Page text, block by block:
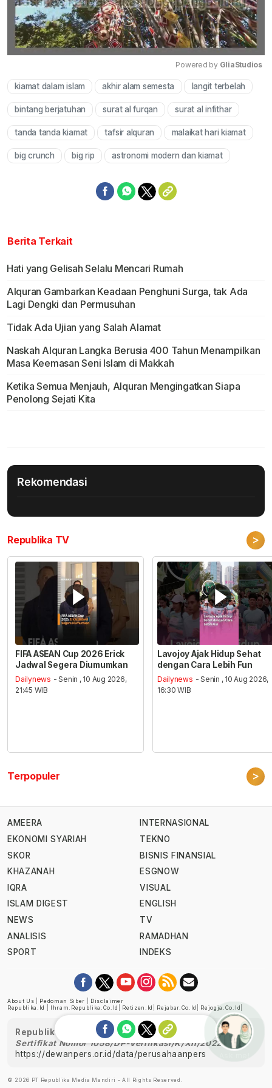
Mute
Powered by GliaStudios
kiamat dalam islam akhir alam semesta langit terbelah
bintang berjatuhan surat al furqan surat al infithar
tanda tanda kiamat tafsir alquran malaikat hari kiamat
big crunch big rip astronomi modern dan kiamat
Berita Terkait
Hati yang Gelisah Selalu Mencari Rumah
Alquran Gambarkan Keadaan Penghuni Surga, tak Ada
Lagi Dengki dan Permusuhan
Tidak Ada Ujian yang Salah Alamat
Naskah Alquran Langka Berusia 400 Tahun Menampilkan
Masa Keemasan Seni Islam di Makkah
Ketika Semua Menjauh, Alquran Mengingatkan Siapa
Penolong Sejati Kita
Rekomendasi
Republika TV >
FIFA ASEAN Cup 2026 Erick
Jadwal Segera Diumumkan
Dailynews - Senin , 10 Aug 2026,
21:45 WIB
Lavojoy Ajak Hidup Sehat
dengan Cara Lebih Fun
Dailynews - Senin , 10 Aug 2026,
16:30 WIB
Terpopuler >
AMEERA
EKONOMI SYARIAH
SKOR
KHAZANAH
IQRA
ISLAM DIGEST
NEWS
ANALISIS
SPORT
INTERNASIONAL
TEKNO
BISNIS FINANSIAL
ESGNOW
VISUAL
ENGLISH
TV
RAMADHAN
INDEKS
About Us Pedoman Siber
Disclaimer
Republika.id
Ihram.republika.co.id Retizen.id Rejabar.co.id Rejogja.co.id
Republika telah diverifikasi oleh Dewan Pers
Sertifikat Nomor 1058/DP-Verifikasi/K/XII/2022
https://dewanpers.or.id/data/perusahaanpers
© 2026 PT Republika Media Mandiri - All Rights Reserved.